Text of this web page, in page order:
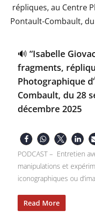
🔊 “Isabelle
fragments,
Photographique
Combault, du 28
décembre 2025
PODCAST – Entretien
manipulations et
iconographiques ou
Read More